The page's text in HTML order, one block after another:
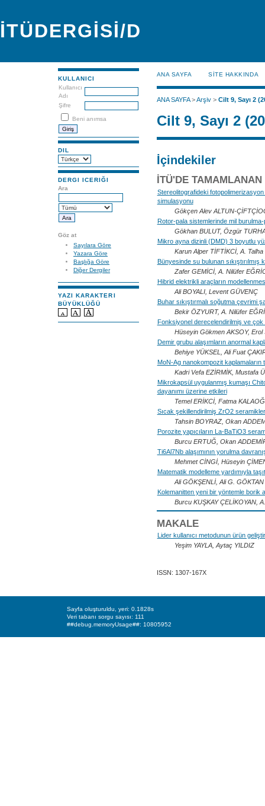
İTÜDERGİSİ/D
KULLANICI
Kullanıcı
Adı
Şifre
Beni anımsa
DIL
DERGI ICERIĞI
Ara
Göz at
Sayılara Göre
Yazara Göre
Başlığa Göre
Diğer Dergiler
YAZI KARAKTERI
BÜYÜKLÜĞÜ
ANA SAYFA SİTE HAKKINDA
ANA SAYFA>Arşiv> Cilt 9, Sayı 2
Cilt 9, Sayı 2
İçindekiler
İTÜ'DE
Stereolitografideki
simulasyonu
Gökçen Alev ALTUN-
Rotor-pala sistemlerinde mil
Gökhan BULUT, Özgür
Mikro ayna dizinli (DMD) 3 boyutlu
Karun Alper TİFTİKCİ, A.
Bünyesinde su bulunan
Zafer GEMİCİ, A. Nilüfer
Hibrid elektrikli araçların
Ali BOYALI, Levent GÜVENÇ
Buhar sıkıştırmalı soğutma çevrimi
Bekir ÖZYURT, A. Nilüfer
Fonksiyonel derecelendirilmiş ve çok
Hüseyin Gökmen AKSOY, Erol
Demir grubu alaşımların anormal
Behiye YÜKSEL, Ali Fuat
MoN-Ag nanokompozit kaplamaların
Kadri Vefa EZİRMİK, Mustafa
Mikrokapsül uygulanmış kumaşı
dayanımı üzerine etkileri
Temel ERİKCİ, Fatma
Sıcak şekillendirilmiş ZrO2
Tahsin BOYRAZ, Okan
Porozite yapıcıların La-BaTiO3
Burcu ERTUĞ, Okan
Ti6Al7Nb alaşımının yorulma
Mehmet CİNGİ, Hüseyin
Matematik modelleme yardımıyla
Ali GÖKŞENLİ, Ali G. GÖKTAN
Kolemanitten yeni bir yöntemle borik
Burcu KUŞKAY ÇELİKOYAN,
MAKALE
Lider kullanıcı metodunun ürün
Yeşim YAYLA, Aytaç YILDIZ
ISSN: 1307-167X
Sayfa oluşturuldu, yeri: 0.1828s
Veri tabanı sorgu sayısı: 111
##debug.memoryUsage##: 10805952